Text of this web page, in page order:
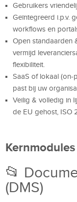
Gebruikers
Geïntegreerd i.p.v.
workflows en
Open standaarden
vermijd
flexibiliteit.
SaaS of lokaal
past bij uw
Veilig & volledig in
de EU gehost, ISO
Kernmodules
📂
(DMS)